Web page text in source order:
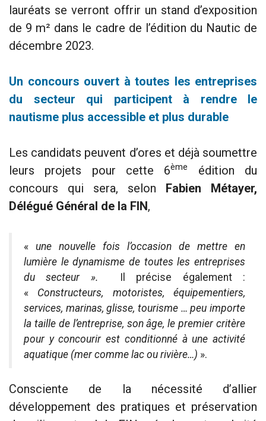
lauréats se verront offrir un stand d’exposition
de 9 m² dans le cadre de l’édition du Nautic de
décembre 2023.
Un concours ouvert à toutes les entreprises
du secteur qui participent à rendre le
nautisme plus accessible et plus durable
Les candidats peuvent d’ores et déjà soumettre
leurs projets pour cette 6ème
édition du
concours qui sera, selon Fabien Métayer,
Délégué Général de la FIN,
« une nouvelle fois l’occasion de mettre en
lumière le dynamisme de toutes les entreprises
du secteur ».
Il précise également :
« Constructeurs, motoristes, équipementiers,
services, marinas, glisse, tourisme … peu importe
la taille de l’entreprise, son âge, le premier critère
pour y concourir est conditionné à une activité
aquatique (mer comme lac ou rivière…) ».
Consciente de la nécessité d’allier
développement des pratiques et préservation